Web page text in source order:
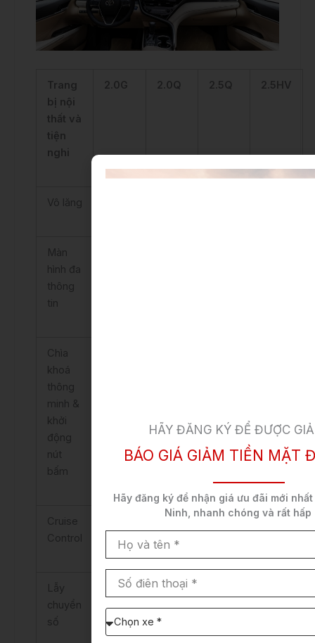
Trang
bị nội
thất và
tiện
nghi
2.0G 2.0Q 2.5Q 2.5HV
Vô lăng
Màn
hình đa
thông
tin
Chìa
khoá
thông
minh &
khởi
động
nút
bấm
Cruise
Control
động
Lẫy
chuyển
số
Không Có
HÃY ĐĂNG KÝ ĐỂ ĐƯỢC
BÁO GIÁ GIẢM TIỀN MẶT
Hãy đăng ký để nhận giá ưu đãi mới nhất
Ninh, nhanh chóng và rất hấp
điên
Chọn
xe